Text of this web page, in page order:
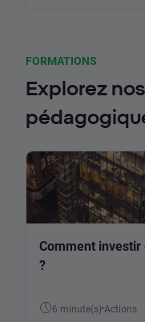
FORMATIONS
Explorez
Comment investir
?
6 minute(s) Actions